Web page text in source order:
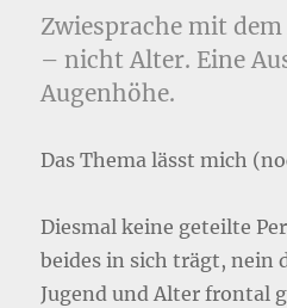
Zwiesprache mit
– nicht Alter. Eine
Augenhöhe.
Das Thema lässt mich
Diesmal keine geteilte
beides in sich trägt, nein
Jugend und Alter frontal